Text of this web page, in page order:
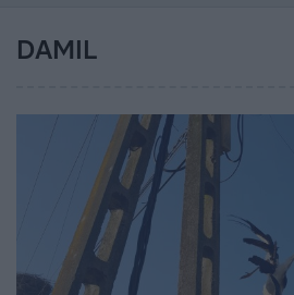
DAMIL